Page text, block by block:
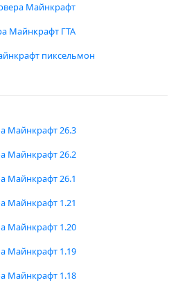
Майнкрафт
Майнкрафт ГТА
пиксельмон
Майнкрафт 26.3
Майнкрафт 26.2
Майнкрафт 26.1
Майнкрафт 1.21
Майнкрафт 1.20
Майнкрафт 1.19
Майнкрафт 1.18